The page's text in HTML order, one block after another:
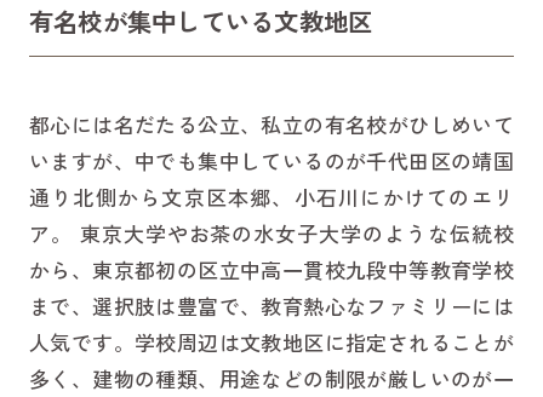
有名校が集中している文教地区
都心には名だたる公立、私立の有名校がひしめいて
いますが、中でも集中しているのが千代田区の靖国
通り北側から文京区本郷、小石川にかけてのエリ
ア。 東京大学やお茶の水女子大学のような伝統校
から、東京都初の区立中高一貫校九段中等教育学校
まで、選択肢は豊富で、教育熱心なファミリーには
人気です。学校周辺は文教地区に指定されることが
多く、建物の種類、用途などの制限が厳しいのが一